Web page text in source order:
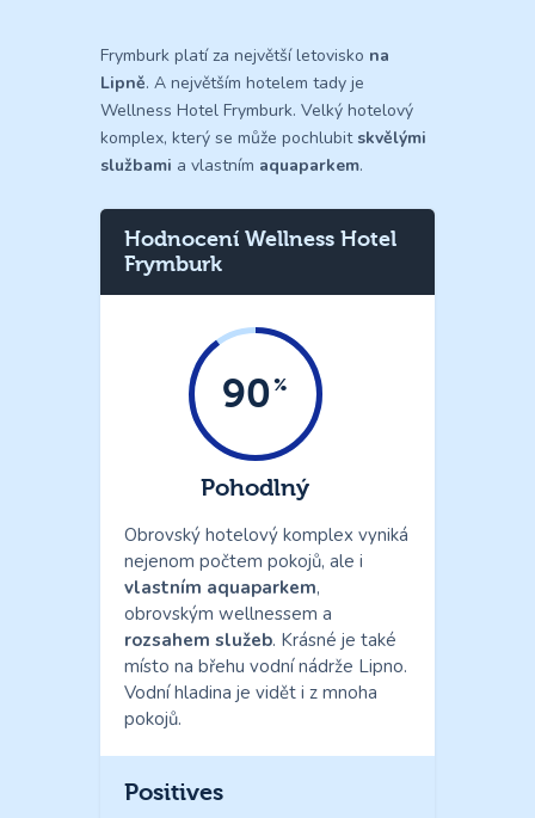
Frymburk platí za největší letovisko na
Lipně. A největším hotelem tady je
Wellness Hotel Frymburk. Velký hotelový
komplex, který se může pochlubit skvělými
službami a vlastním aquaparkem.
Hodnocení Wellness Hotel
Frymburk
90
Pohodlný
Obrovský hotelový komplex vyniká
nejenom počtem pokojů, ale i
vlastním aquaparkem,
obrovským wellnessem a
rozsahem služeb. Krásné je také
místo na břehu vodní nádrže Lipno.
Vodní hladina je vidět i z mnoha
pokojů.
Positives